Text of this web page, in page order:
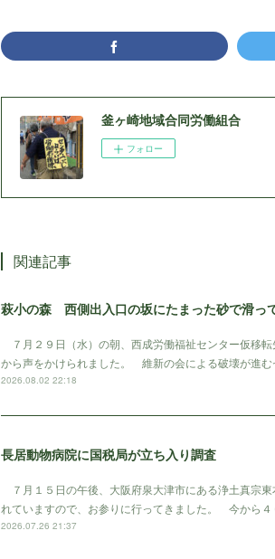
釜ヶ崎地域合同労働組合
フォロー
関連記事
萩小の森 西側出入口の坂にたまった砂で滑
７月２９日（水）の朝、西成労働福祉センター仮移
から声をかけられました。 維新の会による破壊が進
2026.08.02 22:18
長居動物病院に国税局が立ち入り調査
７月１５日の午後、大阪府泉大津市にある浄土真宗
れていますので、お参りに行ってきました。 今から
2026.07.26 21:37